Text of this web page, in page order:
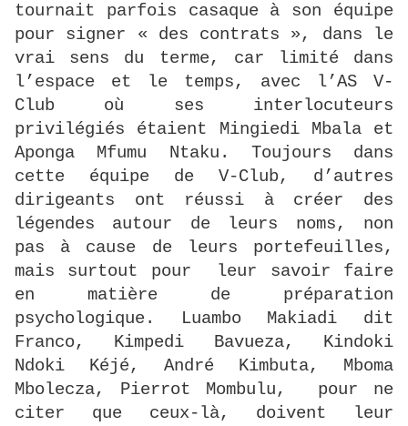
tournait parfois casaque à son équipe
pour signer « des contrats », dans le
vrai sens du terme, car limité dans
l’espace et le temps, avec l’AS V-
Club où ses interlocuteurs
privilégiés étaient Mingiedi Mbala et
Aponga Mfumu Ntaku. Toujours dans
cette équipe de V-Club, d’autres
dirigeants ont réussi à créer des
légendes autour de leurs noms, non
pas à cause de leurs portefeuilles,
mais surtout pour leur savoir faire
en matière de préparation
psychologique. Luambo Makiadi dit
Franco, Kimpedi Bavueza, Kindoki
Ndoki Kéjé, André Kimbuta, Mboma
Mbolecza, Pierrot Mombulu, pour ne
citer que ceux-là, doivent leur